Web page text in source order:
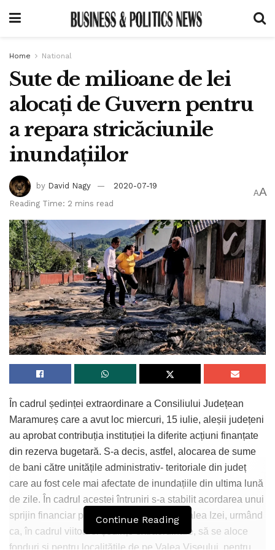
Home National
Sute de milioane de lei
alocați de Guvern pentru
a repara stricăciunile
inundațiilor
by David Nagy
2020-07-19
Reading Time: 2 mins read
AA
În cadrul ședinței extraordinare a Consiliului Județean
Maramureș care a avut loc miercuri, 15 iulie, aleșii județeni
au aprobat contribuția instituției la diferite acțiuni finanțate
din rezerva bugetară. S-a decis, astfel, alocarea de sume
de bani către unitățile administrativ- teritoriale din județ
care au fost cele mai afectate de inundațiile din ultima lună
de zile. În cadrul acestei întruniri s-a stabilit acordarea unui
sprijin financiar pentru localitățile de pe Valea Izei, urmând
ca, în cadrul viitoarei ședințe extraordinare, să se aloce
fonduri și pentru localitățile de pe Valea Vișeului, pentru
Continue Reading